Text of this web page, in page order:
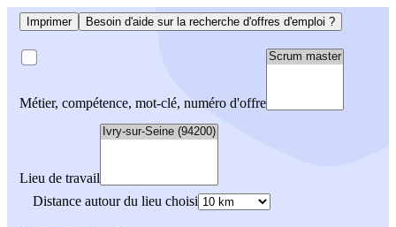
Imprimer Besoin d'aide sur la recherche d'offres d'emploi ?
Métier, compétence, mot-clé, numéro d'offre
Lieu de travail
Distance autour du lieu choisi